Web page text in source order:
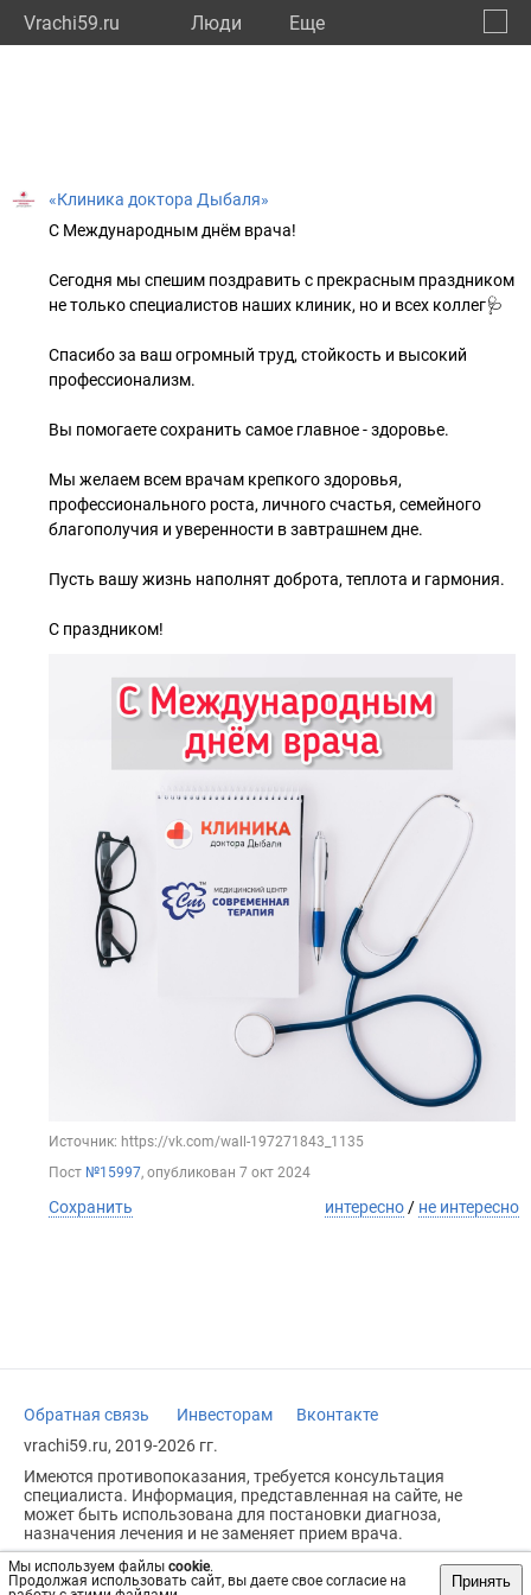
Vrachi59.ru Люди Eще
Мы используем файлы cookie.
Продолжая использовать сайт, вы даете свое согласие на
Принять
«Клиника доктора Дыбаля»
С Международным днём врача!
Сегодня мы спешим поздравить с прекрасным праздником
не только специалистов наших клиник, но и всех коллег🩺
Спасибо за ваш огромный труд, стойкость и высокий
профессионализм.
Вы помогаете сохранить самое главное - здоровье.
Мы желаем всем врачам крепкого здоровья,
профессионального роста, личного счастья, семейного
благополучия и уверенности в завтрашнем дне.
Пусть вашу жизнь наполнят доброта, теплота и гармония.
С праздником!
Источник: https://vk.com/wall-197271843_1135
Пост №15997, опубликован 7 окт 2024
Сохранить интересно / не интересно
Обратная связь Инвесторам
Вконтакте
vrachi59.ru, 2019-2026 гг.
Имеются противопоказания, требуется консультация
специалиста. Информация, представленная на сайте, не
может быть использована для постановки диагноза,
назначения лечения и не заменяет прием врача.
Возрастное ограничение: 18+